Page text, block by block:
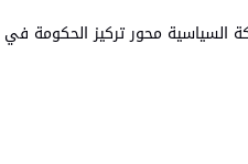
السياسية محور تركيز الحكومة في